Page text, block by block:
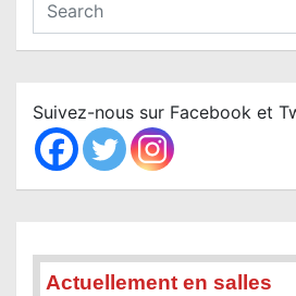
a
c
h
Suivez-nous sur Facebook et
Actuellement en salles